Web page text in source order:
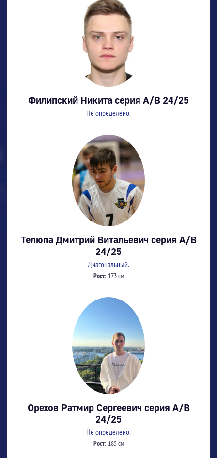
Филипский Никита серия А/В 24/25
Не определено.
Телюпа Дмитрий Витальевич серия А/В
24/25
Диагональный.
Рост: 173 см
Орехов Ратмир Сергеевич серия А/В
24/25
Не определено.
Рост: 185 см